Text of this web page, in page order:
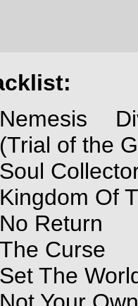
Nemesis
(Trial of the
Soul
Kingdom Of
No Return
The Curse
Set The